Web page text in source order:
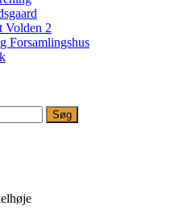
Volden 2
Forsamlingshus